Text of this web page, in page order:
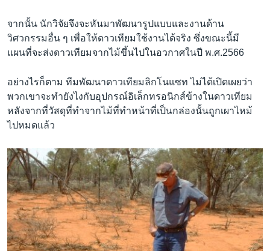
จากนั้น นักวิจัยจึงจะหันมาพัฒนารูปแบบและงานด้าน
วิศวกรรมอื่น ๆ เพื่อให้ดาวเทียมใช้งานได้จริง ซึ่งขณะนี้มี
แผนที่จะส่งดาวเทียมจากไม้ขึ้นไปในอวกาศในปี พ.ศ.2566
อย่างไรก็ตาม ทีมพัฒนาดาวเทียมลิกโนแซท ไม่ได้เปิดเผยว่า
พวกเขาจะทำยังไงกับอุปกรณ์อิเล็กทรอนิกส์ข้างในดาวเทียม
หลังจากที่วัสดุที่ทำจากไม้ที่ทำหน้าที่เป็นกล่องนั้นถูกเผาไหม้
ไปหมดแล้ว